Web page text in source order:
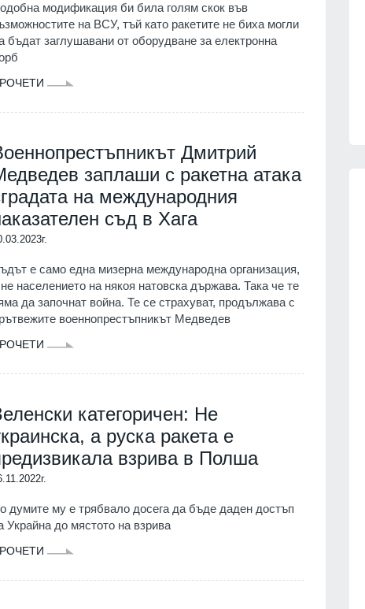
модификация би била голям скок във
на ВСУ, тъй като ракетите не биха могли
бъдат заглушавани от оборудване за електронна
Дмитрий
заплаши с ракетна атака
на международния
съд в Хага
е само една мизерна международна организация,
населението на някоя натовска държава. Така че те
да започнат война. Те се страхуват, продължава с
военнопрестъпникът Медведев
категоричен: Не
а руска ракета е
взрива в Полша
думите му е трябвало досега да бъде даден достъп
Украйна до мястото на взрива
на
Франк
08.08.2026г.
Заповядайте на традиционния
празник на село Оселна
ще
работно
в Балчик ще
за
представи
на една от най-
сцени в
за
мобилното
ще се проведе
участък на р. Дунав
Русе 03.08.2026г.
14
Основоположник на съвременното
София 03.08.2026г.
15
Регулаторната комисия за
съобщенията иска проверка на
"Еконт" от Комисията за
потребителите заради нови цени
Ал. Йорданов: Родата на кандидата